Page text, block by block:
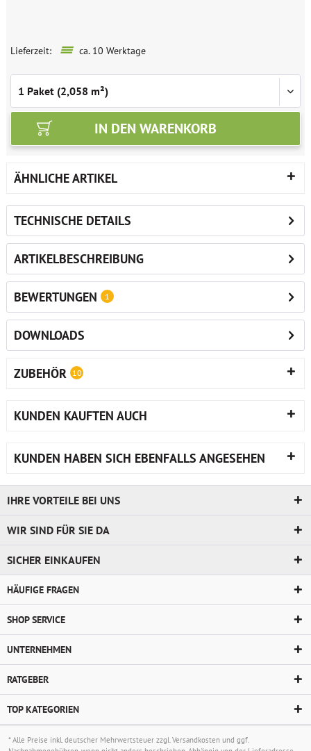
Lieferzeit: ca. 10 Werktage
IN DEN WARENKORB
ÄHNLICHE ARTIKEL
TECHNISCHE DETAILS
ARTIKELBESCHREIBUNG
BEWERTUNGEN 1
DOWNLOADS
ZUBEHÖR 10
KUNDEN KAUFTEN AUCH
KUNDEN HABEN SICH EBENFALLS ANGESEHEN
IHRE VORTEILE BEI UNS
WIR SIND FÜR SIE DA
SICHER EINKAUFEN
HÄUFIGE FRAGEN
SHOP SERVICE
UNTERNEHMEN
RATGEBER
TOP KATEGORIEN
* Alle Preise inkl. deutscher Mehrwertsteuer zzgl.Versandkosten und ggf.